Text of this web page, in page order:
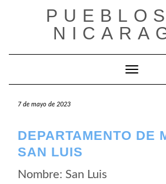
Cambiar
7 de mayo de 2023
DEPARTAMENTO DE
SAN LUIS
Nombre: San Luis